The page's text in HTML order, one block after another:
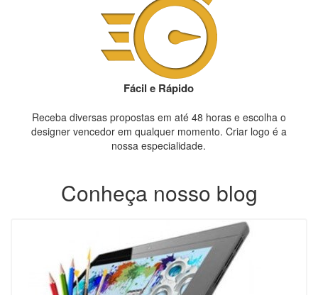
Fácil e Rápido
Receba diversas propostas em até 48 horas e escolha o
designer vencedor em qualquer momento. Criar logo é a
nossa especialidade.
Conheça nosso blog